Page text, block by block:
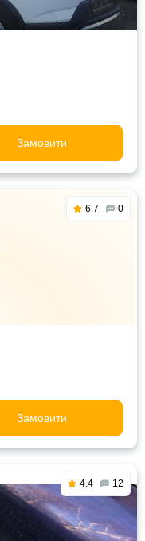
Замовити
6.7 0
Замовити
4.4 12